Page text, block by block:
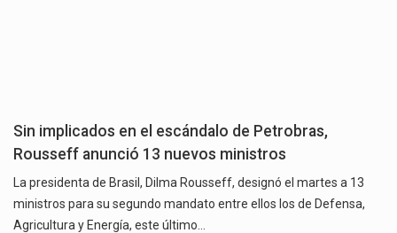
Sin implicados en el escándalo de Petrobras,
Rousseff anunció 13 nuevos ministros
La presidenta de Brasil, Dilma Rousseff, designó el martes a 13
ministros para su segundo mandato entre ellos los de Defensa,
Agricultura y Energía, este último…